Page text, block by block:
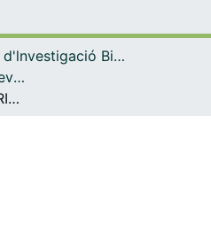
Navega per tot el DD
Com publicar
Institut d'lnvestigació Biomèdica de Bellvitge (IDIBELL)
Articles publicats en revistes (Institut d'lnvestigació Biomèdica de Bellvitge (IDIBELL))
XV Reunión Post-ECTRIMS: revisión de las novedades presentadas en el Congreso ECTRIMS 2022 (II)